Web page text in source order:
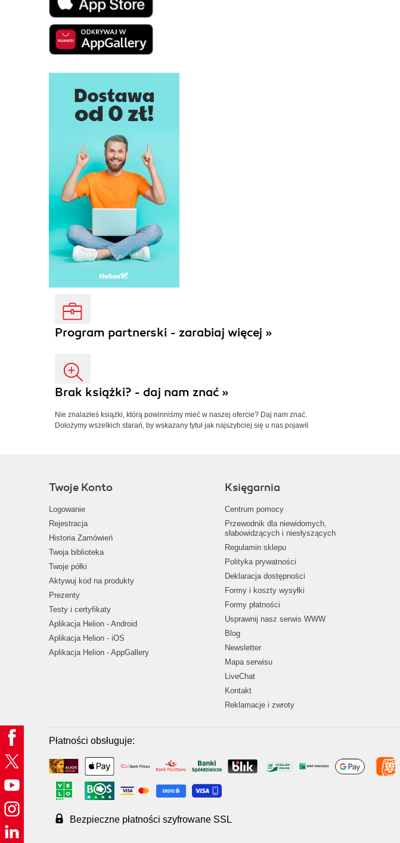
Program partnerski - zarabiaj więcej »
Brak książki? - daj nam znać »
Nie znalazłeś książki, którą powinniśmy mieć w naszej ofercie? Daj nam znać.
Dołożymy wszelkich starań, by wskazany tytuł jak najszybciej się u nas pojawił.
Twoje Konto
Logowanie
Rejestracja
Historia Zamówień
Twoja biblioteka
Twoje półki
Aktywuj kod na produkty
Prezenty
Testy i certyfikaty
Aplikacja Helion - Android
Aplikacja Helion - iOS
Aplikacja Helion - AppGallery
Księgarnia
Centrum pomocy
Przewodnik dla niewidomych,
słabowidzących i niesłyszących
Regulamin sklepu
Polityka prywatności
Deklaracja dostępności
Formy i koszty wysyłki
Formy płatności
Usprawnij nasz serwis WWW
Blog
Newsletter
Mapa serwisu
LiveChat
Kontakt
Reklamacje i zwroty
Płatności obsługuje:
Bezpieczne płatności szyfrowane SSL